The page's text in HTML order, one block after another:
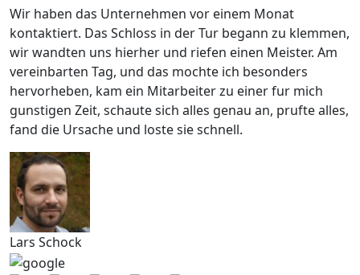
Wir haben das Unternehmen vor einem Monat
kontaktiert. Das Schloss in der Tur begann zu klemmen,
wir wandten uns hierher und riefen einen Meister. Am
vereinbarten Tag, und das mochte ich besonders
hervorheben, kam ein Mitarbeiter zu einer fur mich
gunstigen Zeit, schaute sich alles genau an, prufte alles,
fand die Ursache und loste sie schnell.
Lars Schock